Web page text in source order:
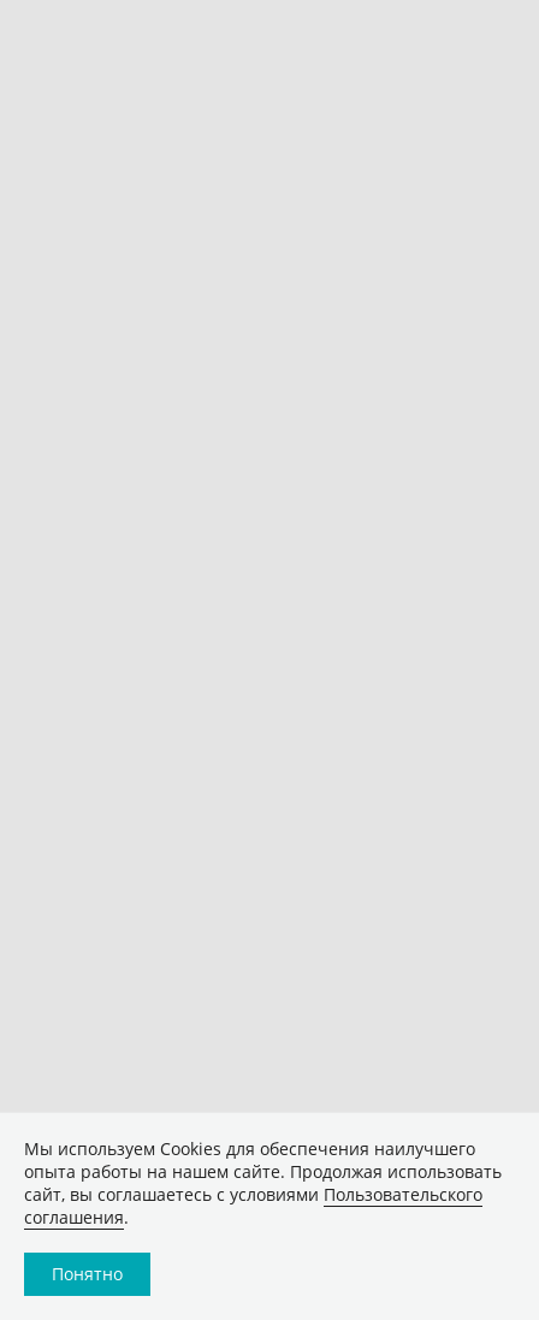
Мы используем Сookies для обеспечения наилучшего
опыта работы на нашем сайте. Продолжая использовать
сайт, вы соглашаетесь с условиями Пользовательского
соглашения.
Понятно